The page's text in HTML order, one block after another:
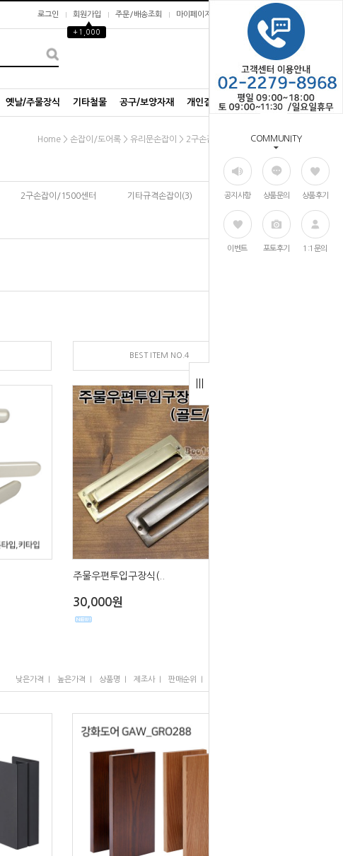
COMMUNITY
공지사항 상품문의 상품후기
이벤트 포토후기 1:1문의
로그인 회원가입
▲
+1,000
주문/배송조회 마이페이지
옛날/주물장식 기타철물 공구/보양자재 개인결제창
Home > 손잡이/도어록 > 유리문손잡이 > 2구손잡이/200센터
2구손잡이/1500센터 기타규격손잡이(3)
BEST ITEM NO.4
주물우편투입구장식(..
30,000원
낮은가격 높은가격 상품명 제조사I 판매순위